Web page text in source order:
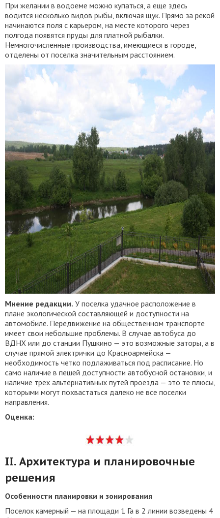
При желании в водоеме можно купаться, а еще здесь
водится несколько видов рыбы, включая щук. Прямо за рекой
начинаются поля с карьером, на месте которого через
полгода появятся пруды для платной рыбалки.
Немногочисленные производства, имеющиеся в городе,
отделены от поселка значительным расстоянием.
Мнение редакции. У поселка удачное расположение в
плане экологической составляющей и доступности на
автомобиле. Передвижение на общественном транспорте
имеет свои небольшие проблемы. В случае автобуса до
ВДНХ или до станции Пушкино — это возможные заторы, а в
случае прямой электрички до Красноармейска —
необходимость четко подлаживаться под расписание. Но
само наличие в пешей доступности автобусной остановки, и
наличие трех альтернативных путей проезда — это те плюсы,
которыми могут похвастаться далеко не все поселки
направления.
Оценка:
II. Архитектура и планировочные
решения
Особенности планировки и зонирования
Поселок камерный — на площади 1 Га в 2 линии возведены 4